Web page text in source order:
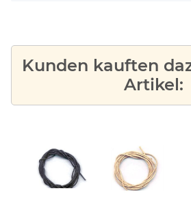
Kunden kauften
Artikel: